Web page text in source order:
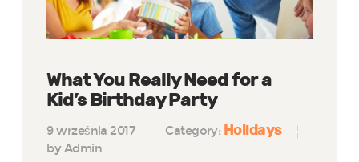
What You Really Need for a
Kid’s Birthday Party
9 września 2017 Category: Holidays
by Admin